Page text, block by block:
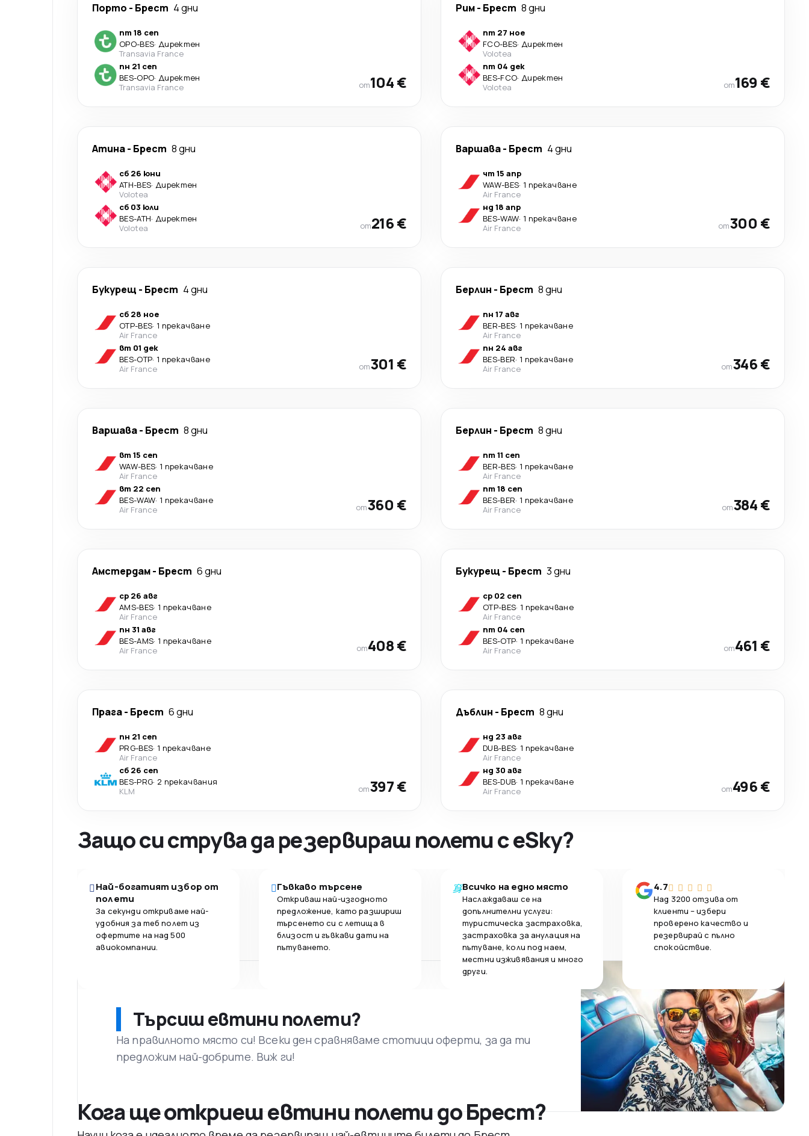
Порто - Брест 4 дни
пт 18 сеп
OPO-BES· Директен
Transavia France
пн 21 сеп
BES-OPO· Директен
Transavia France
от104 €
Рим- Брест 8 дни
пт 27 ное
FCO-BES· Директен
Volotea
пт 04 дек
BES-FCO· Директен
Volotea
от169 €
Атина- Брест 8 дни
сб 26 юни
ATH-BES· Директен
Volotea
сб 03 юли
BES-ATH· Директен
Volotea
от216 €
Варшава- Брест 4 дни
чт 15 апр
WAW-BES· 1 прекачване
Air France
нд 18 апр
BES-WAW· 1 прекачване
Air France
от300 €
Букурещ - Брест 4 дни
сб 28 ное
OTP-BES· 1 прекачване
Air France
вт 01 дек
BES-OTP· 1 прекачване
Air France
от301 €
Берлин - Брест 8 дни
пн 17 авг
BER-BES· 1 прекачване
Air France
пн 24 авг
BES-BER· 1 прекачване
Air France
от346 €
Варшава- Брест 8 дни
вт 15 сеп
WAW-BES· 1 прекачване
Air France
вт 22 сеп
BES-WAW· 1 прекачване
Air France
от360 €
Берлин - Брест 8 дни
пт 11 сеп
BER-BES· 1 прекачване
Air France
пт 18 сеп
BES-BER· 1 прекачване
Air France
от384 €
Амстердам- Брест 6 дни
ср 26 авг
AMS-BES· 1 прекачване
Air France
пн 31 авг
BES-AMS· 1 прекачване
Air France
от408 €
Букурещ - Брест 3 дни
ср 02 сеп
OTP-BES· 1 прекачване
Air France
пт 04 сеп
BES-OTP· 1 прекачване
Air France
от461 €
Прага- Брест 6 дни
пн 21 сеп
PRG-BES· 1 прекачване
Air France
сб 26 сеп
BES-PRG· 2 прекачвания
KLM
от397 €
Дъблин - Брест 8 дни
нд 23 авг
DUB-BES· 1 прекачване
Air France
нд 30 авг
BES-DUB· 1 прекачване
Air France
от496 €
Защо си струва да резервираш полети с eSky?
Най-богатият избор от
полети
За секунди откриваме най-
удобния за теб полет из
офертите на над 500
авиокомпании.
Гъвкаво търсене
Откриваш най-изгодното
предложение, като разшириш
търсенето си с летища в
близост и гъвкави дати на
пътуването.
Всичко на едно място
Наслаждаваш се на
допълнителни услуги:
туристическа застраховка,
застраховка за анулация на
пътуване, коли под наем,
местни изживявания и много
други.
4.7
Над 3200 отзива от
клиенти – избери
проверено качество и
резервирай с пълно
спокойствие.
Търсиш евтини полети?
На правилното място си! Всеки ден сравняваме стотици оферти, за да ти
предложим най-добрите. Виж ги!
Кога ще откриеш евтини полети до Брест?